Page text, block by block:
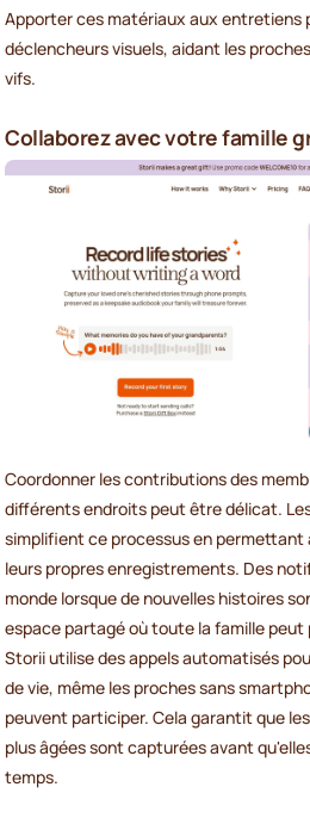
Apporter ces matériaux aux entretiens
déclencheurs visuels, aidant les
vifs.
Collaborez avec votre famille
Coordonner les contributions des
différents endroits peut être délicat.
simplifient ce processus en permettant
leurs propres enregistrements. Des
monde lorsque de nouvelles histoires
espace partagé où toute la famille
Storii utilise des appels automatisés
de vie, même les proches sans
peuvent participer. Cela garantit que
plus âgées sont capturées avant
temps.